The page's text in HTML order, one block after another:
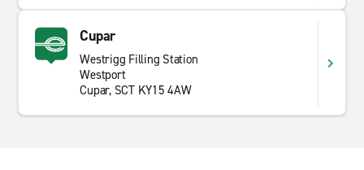
Cupar
Westrigg Filling Station
Westport
Cupar, SCT KY15 4AW